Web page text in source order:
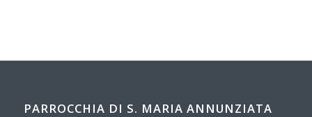
PARROCCHIA DI S. MARIA ANNUNZIATA